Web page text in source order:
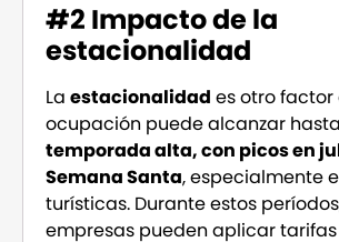
#2 Impacto de la
estacionalidad
La estacionalidad es otro factor
ocupación puede alcanzar hasta
temporada alta, con picos en
Semana Santa, especialmente
turísticas. Durante estos
empresas pueden aplicar